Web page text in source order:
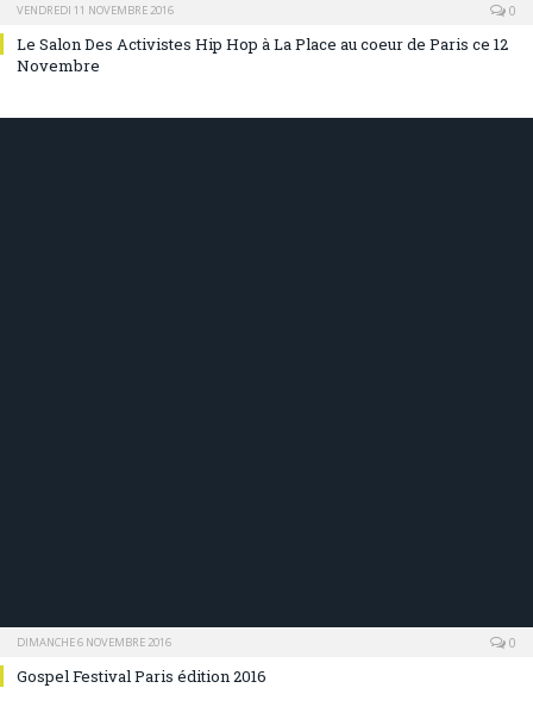
VENDREDI 11 NOVEMBRE 2016 0
Le Salon Des Activistes Hip Hop à La Place au coeur de Paris ce 12
Novembre
DIMANCHE 6 NOVEMBRE 2016 0
Gospel Festival Paris édition 2016